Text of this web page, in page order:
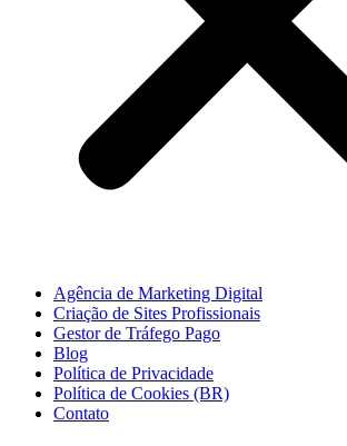
Agência de Marketing Digital
Criação de Sites Profissionais
Gestor de Tráfego Pago
Blog
Política de Privacidade
Política de Cookies (BR)
Contato